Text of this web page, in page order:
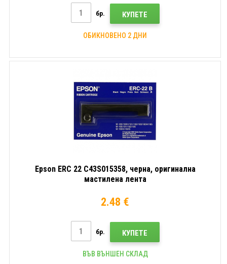
бр. КУПЕТЕ
ОБИКНОВЕНО 2 ДНИ
Epson ERC 22 C43S015358, черна, оригинална
мастилена лента
2.48 €
бр. КУПЕТЕ
ВЪВ ВЪНШЕН СКЛАД